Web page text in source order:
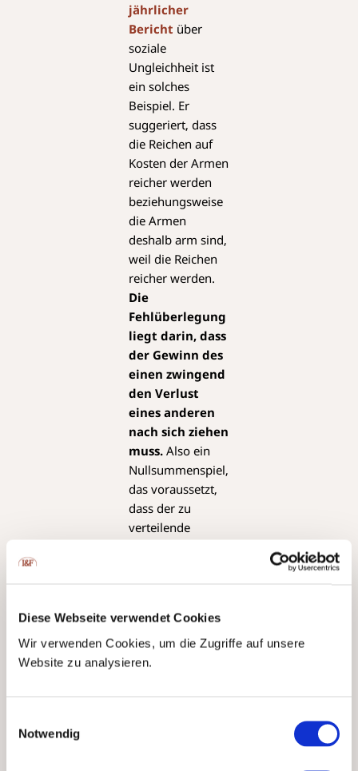
Diese Webseite verwendet Cookies
Wir verwenden Cookies, um die Zugriffe auf unsere
Website zu analysieren.
Notwendig
jährlicher
Bericht über
soziale
Ungleichheit ist
ein solches
Beispiel. Er
suggeriert, dass
die Reichen auf
Kosten der Armen
reicher werden
beziehungsweise
die Armen
deshalb arm sind,
weil die Reichen
reicher werden.
Die
Fehlüberlegung
liegt darin, dass
der Gewinn des
einen zwingend
den Verlust
eines anderen
nach sich ziehen
muss.Also ein
Nullsummenspiel,
das voraussetzt,
dass der zu
verteilende
In dieser
Vorstellung
stehen sich